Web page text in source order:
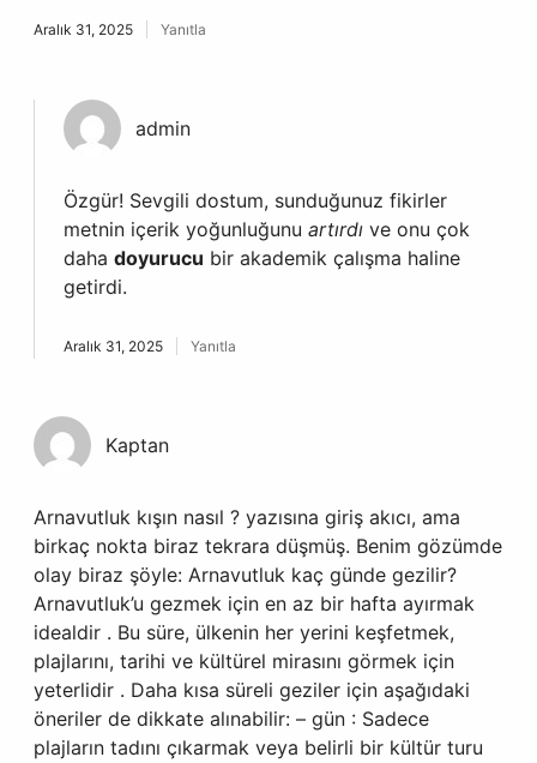
Aralık 31, 2025 Yanıtla
admin
Özgür! Sevgili dostum, sunduğunuz fikirler
metnin içerik yoğunluğunu artırdı ve onu çok
daha doyurucu bir akademik çalışma haline
getirdi.
Aralık 31, 2025 Yanıtla
Kaptan
Arnavutluk kışın nasıl ? yazısına giriş akıcı, ama
birkaç nokta biraz tekrara düşmüş. Benim gözümde
olay biraz şöyle: Arnavutluk kaç günde gezilir?
Arnavutluk’u gezmek için en az bir hafta ayırmak
idealdir . Bu süre, ülkenin her yerini keşfetmek,
plajlarını, tarihi ve kültürel mirasını görmek için
yeterlidir . Daha kısa süreli geziler için aşağıdaki
öneriler de dikkate alınabilir: – gün : Sadece
plajların tadını çıkarmak veya belirli bir kültür turu